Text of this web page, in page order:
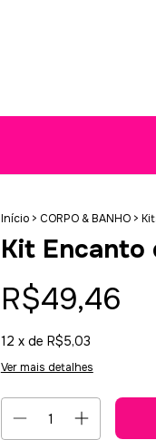
Início > CORPO & BANHO >
Kit Encanto
R$49,46
12 x de R$5,03
Ver mais detalhes